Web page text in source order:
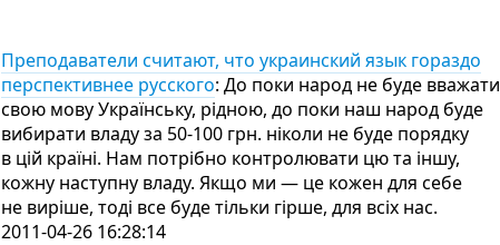
Преподаватели считают, что украинский язык гораздо
перспективнее русского: До поки народ не буде вважати
свою мову Українську, рідною, до поки наш народ буде
вибирати владу за 50-100 грн. ніколи не буде порядку
в цій країні. Нам потрібно контролювати цю та іншу,
кожну наступну владу. Якщо ми — це кожен для себе
не виріше, тоді все буде тільки гірше, для всіх нас.
2011-04-26 16:28:14